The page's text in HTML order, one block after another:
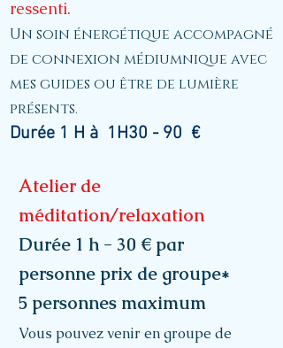
ressenti.
Un soin énergétique accompagné
de connexion médiumnique avec
mes guides ou être de lumière
présents.
Durée 1 H à 1H30 - 90 €
Atelier de
méditation/relaxation
Durée 1 h - 30 € par
personne prix de groupe*
5 personnes maximum
Vous pouvez venir en groupe de